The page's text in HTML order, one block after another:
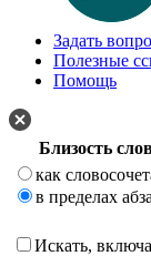
Задать
Полезные
Помощь
Близость
как
в пределах
Искать,